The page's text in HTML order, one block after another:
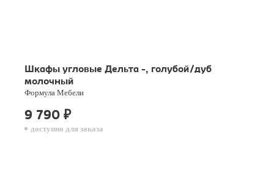
Шкафы угловые Дельта -, голубой/дуб
молочный
Формула Мебели
9 790 ₽
доступно для заказа